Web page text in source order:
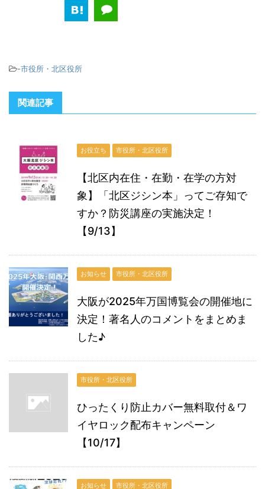
-市役所・北区役所
関連記事
お役立ち 市役所・北区役所
【北区内在住・在勤・在学の方対
象】「北区ジシン本」ってご存知で
すか？防災講座の実施決定！
【9/13】
お知らせ 市役所・北区役所
大阪が2025年万国博覧会の開催地に
決定！著名人のコメントをまとめま
した♪
市役所・北区役所
ひったくり防止カバー無料取付＆ワ
イヤロック配布キャンペーン
【10/17】
お知らせ 市役所・北区役所